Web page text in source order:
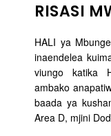
RISASI
HALI ya
inaendelea
viungo katika
ambako
baada ya
Area D, mjini